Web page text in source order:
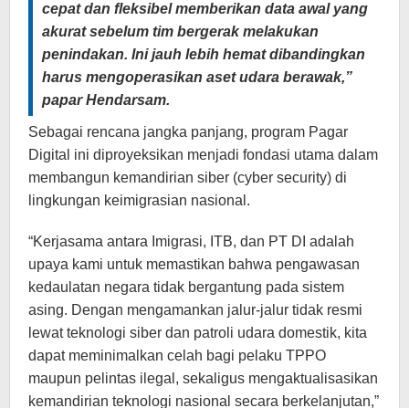
cepat dan fleksibel memberikan data awal yang
akurat sebelum tim bergerak melakukan
penindakan. Ini jauh lebih hemat dibandingkan
harus mengoperasikan aset udara berawak,”
papar Hendarsam.
Sebagai rencana jangka panjang, program Pagar
Digital ini diproyeksikan menjadi fondasi utama dalam
membangun kemandirian siber (cyber security) di
lingkungan keimigrasian nasional.
“Kerjasama antara Imigrasi, ITB, dan PT DI adalah
upaya kami untuk memastikan bahwa pengawasan
kedaulatan negara tidak bergantung pada sistem
asing. Dengan mengamankan jalur-jalur tidak resmi
lewat teknologi siber dan patroli udara domestik, kita
dapat meminimalkan celah bagi pelaku TPPO
maupun pelintas ilegal, sekaligus mengaktualisasikan
kemandirian teknologi nasional secara berkelanjutan,”